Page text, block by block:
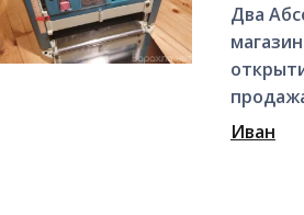
Два
Иван